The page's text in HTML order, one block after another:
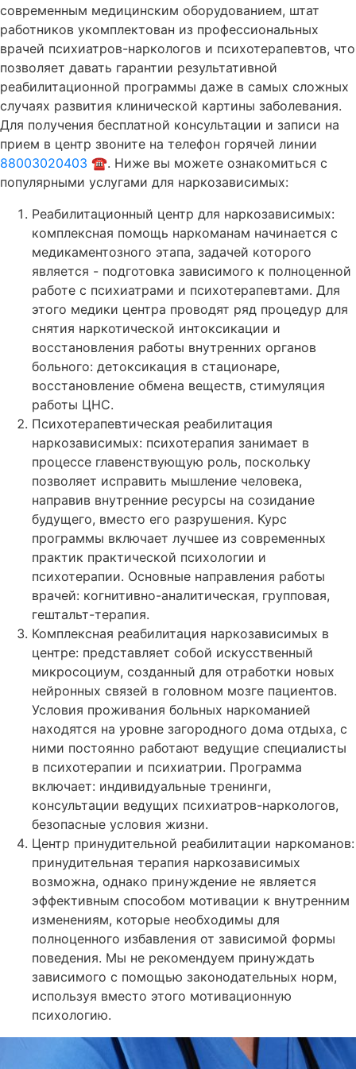
современным медицинским оборудованием, штат
работников укомплектован из профессиональных
врачей психиатров-наркологов и психотерапевтов, что
позволяет давать гарантии результативной
реабилитационной программы даже в самых сложных
случаях развития клинической картины заболевания.
Для получения бесплатной консультации и записи на
прием в центр звоните на телефон горячей линии
88003020403 ☎️. Ниже вы можете ознакомиться с
популярными услугами для наркозависимых:
Реабилитационный центр для наркозависимых:
комплексная помощь наркоманам начинается с
медикаментозного этапа, задачей которого
является - подготовка зависимого к полноценной
работе с психиатрами и психотерапевтами. Для
этого медики центра проводят ряд процедур для
снятия наркотической интоксикации и
восстановления работы внутренних органов
больного: детоксикация в стационаре,
восстановление обмена веществ, стимуляция
работы ЦНС.
Психотерапевтическая реабилитация
наркозависимых: психотерапия занимает в
процессе главенствующую роль, поскольку
позволяет исправить мышление человека,
направив внутренние ресурсы на созидание
будущего, вместо его разрушения. Курс
программы включает лучшее из современных
практик практической психологии и
психотерапии. Основные направления работы
врачей: когнитивно-аналитическая, групповая,
гештальт-терапия.
Комплексная реабилитация наркозависимых в
центре: представляет собой искусственный
микросоциум, созданный для отработки новых
нейронных связей в головном мозге пациентов.
Условия проживания больных наркоманией
находятся на уровне загородного дома отдыха, с
ними постоянно работают ведущие специалисты
в психотерапии и психиатрии. Программа
включает: индивидуальные тренинги,
консультации ведущих психиатров-наркологов,
безопасные условия жизни.
Центр принудительной реабилитации наркоманов:
принудительная терапия наркозависимых
возможна, однако принуждение не является
эффективным способом мотивации к внутренним
изменениям, которые необходимы для
полноценного избавления от зависимой формы
поведения. Мы не рекомендуем принуждать
зависимого с помощью законодательных норм,
используя вместо этого мотивационную
психологию.